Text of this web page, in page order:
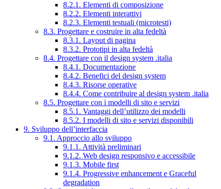
8.2.1. Elementi di composizione
8.2.2. Elementi interattivi
8.2.3. Elementi testuali (microtesti)
8.3. Progettare e costruire in alta fedeltà
8.3.1. Layout di pagina
8.3.2. Prototipi in alta fedeltà
8.4. Progettare con il design system .italia
8.4.1. Documentazione
8.4.2. Benefici del design system
8.4.3. Risorse operative
8.4.4. Come contribuire al design system .italia
8.5. Progettare con i modelli di sito e servizi
8.5.1. Vantaggi dell’utilizzo dei modelli
8.5.2. I modelli di sito e servizi disponibili
9. Sviluppo dell’interfaccia
9.1. Approccio allo sviluppo
9.1.1. Attività preliminari
9.1.2. Web design responsivo e accessibile
9.1.3. Mobile first
9.1.4. Progressive enhancement e Graceful
degradation